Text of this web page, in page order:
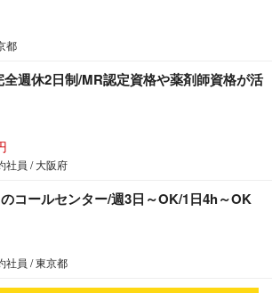
都
週休2日制/MR認定資格や薬剤師資格が活
社員 / 大阪府
コールセンター/週3日～OK/1日4h～OK
社員 / 東京都